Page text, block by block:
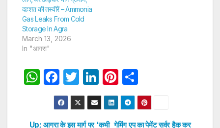
दहशत की तस्वीरें – Ammonia
Gas Leaks From Cold
Storage In Agra
March 13, 2026
In "आगरा"
W
s
F
a
c
e
T
w
itt
er
Li
n
k
e
Pi
nt
er
e
h
ar
e
गेमिंग एप का पेमेंट सर्वर हैक कर
Up; आगरा के इस मार्ग पर ‘कभी